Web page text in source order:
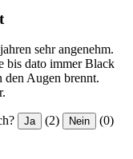
sehr angenehm.
bis dato immer Black
den Augen brennt.
Ja (2) Nein (0)